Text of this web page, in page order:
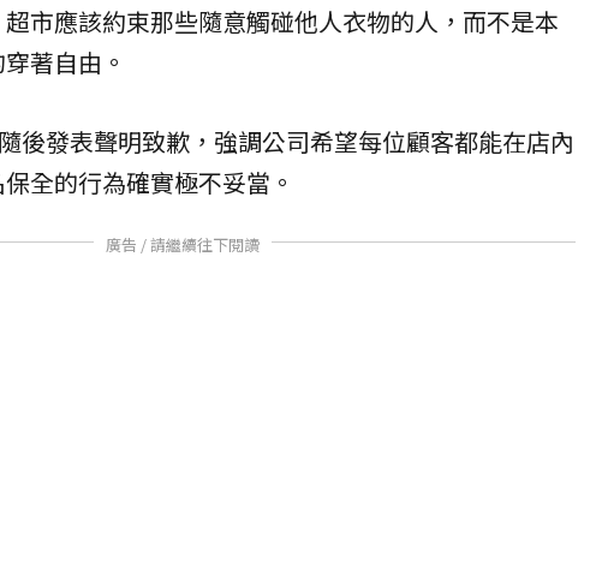
市應該約束那些隨意觸碰他人衣物的人，而不是本
著自由。
後發表聲明致歉，強調公司希望每位顧客都能在店內
全的行為確實極不妥當。
廣告 / 請繼續往下閱讀